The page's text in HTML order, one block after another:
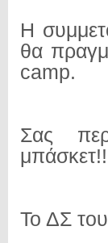
Η
θα
camp.
Σας
Το ΔΣ